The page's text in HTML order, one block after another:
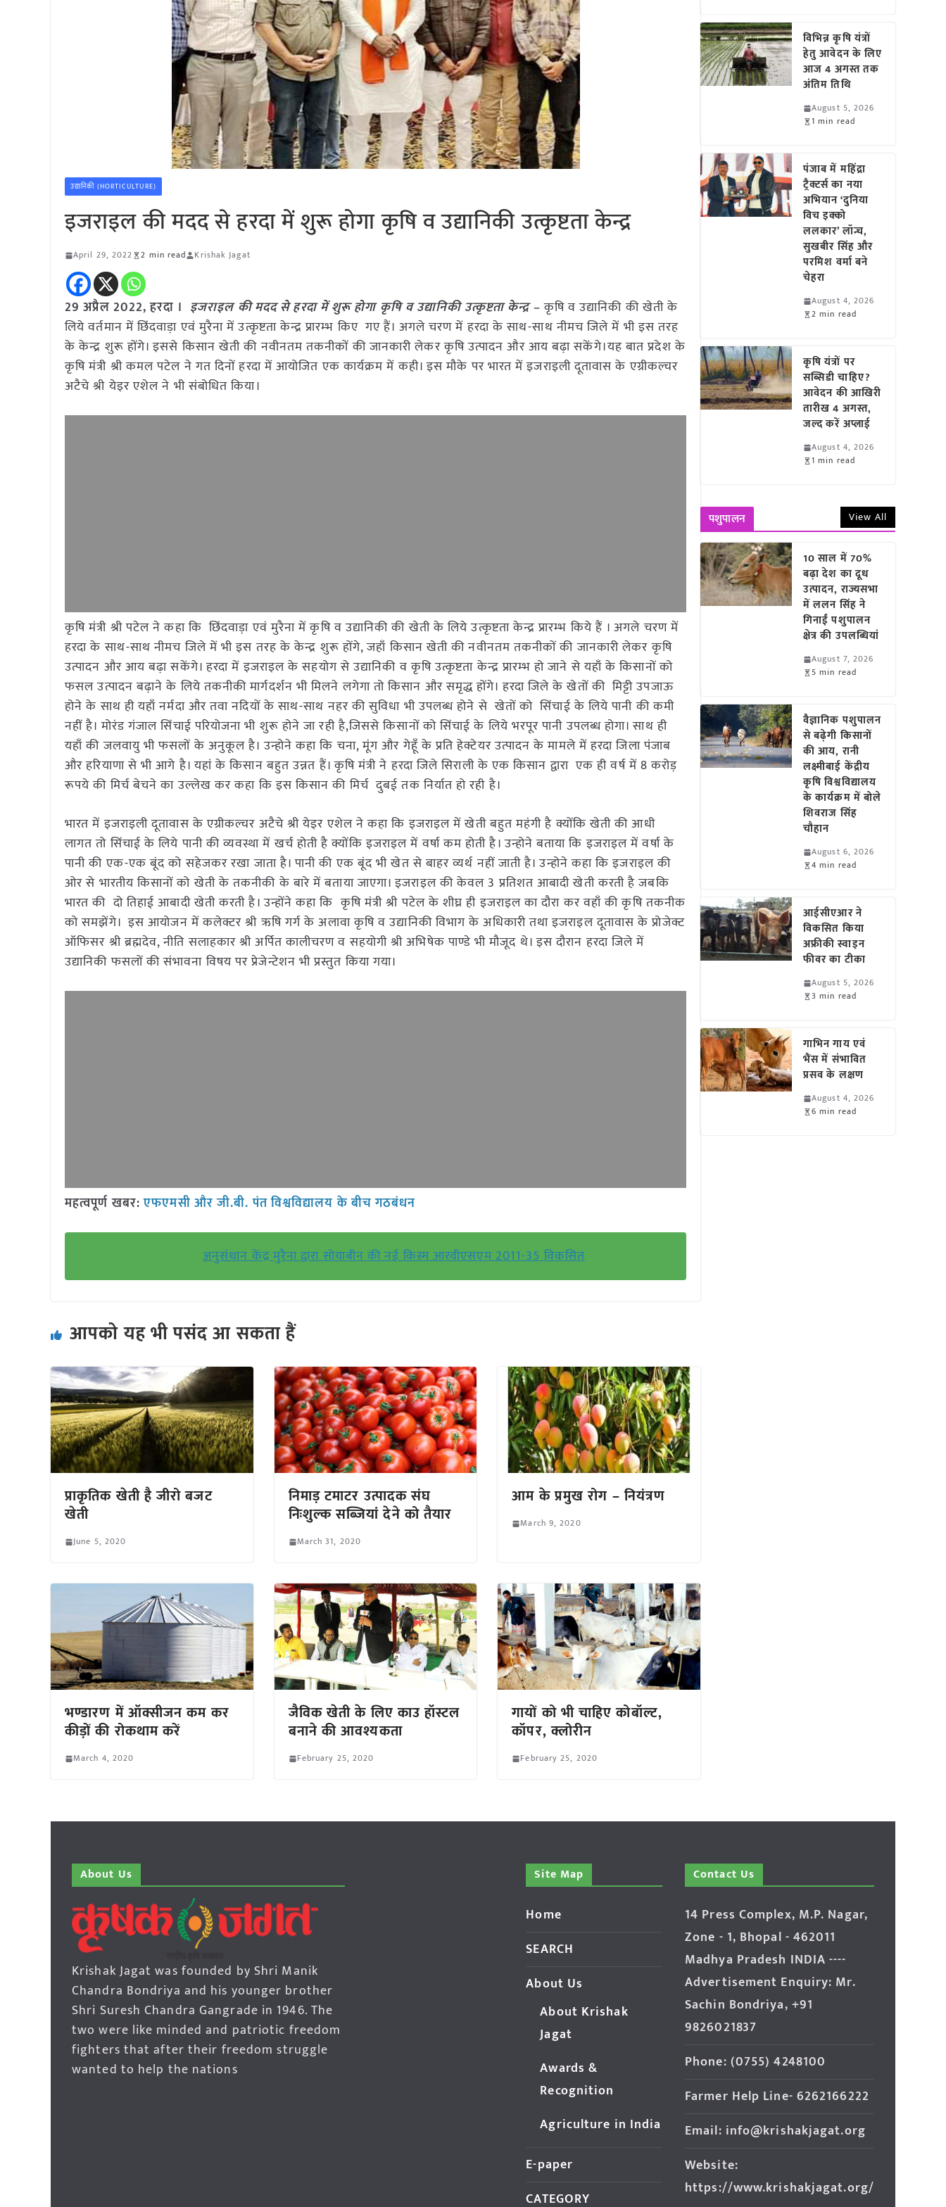
उद्यानिकी (HORTICULTURE)
इजराइल की मदद से हरदा में शुरू होगा कृषि व उद्यानिकी उत्कृष्टता केन्द्र
April 29, 2022 2 min read Krishak Jagat
29 अप्रैल 2022, हरदा । इजराइल की मदद से हरदा में शुरू होगा कृषि व उद्यानिकी उत्कृष्टता केन्द्र –कृषि व उद्यानिकी की खेती के
लिये वर्तमान में छिंदवाड़ा एवं मुरैना में उत्कृष्टता केन्द्र प्रारम्भ किए गए हैं। अगले चरण में हरदा के साथ-साथ नीमच जिले में भी इस तरह
के केन्द्र शुरू होंगे। इससे किसान खेती की नवीनतम तकनीकों की जानकारी लेकर कृषि उत्पादन और आय बढ़ा सकेंगे।यह बात प्रदेश के
कृषि मंत्री श्री कमल पटेल ने गत दिनों हरदा में आयोजित एक कार्यक्रम में कही। इस मौके पर भारत में इजराइली दूतावास के एग्रीकल्चर
अटैचे श्री येइर एशेल ने भी संबोधित किया।
कृषि मंत्री श्री पटेल ने कहा कि छिंदवाड़ा एवं मुरैना में कृषि व उद्यानिकी की खेती के लिये उत्कृष्टता केन्द्र प्रारम्भ किये हैं । अगले चरण में
हरदा के साथ-साथ नीमच जिले में भी इस तरह के केन्द्र शुरू होंगे, जहाँ किसान खेती की नवीनतम तकनीकों की जानकारी लेकर कृषि
उत्पादन और आय बढ़ा सकेंगे। हरदा में इजराइल के सहयोग से उद्यानिकी व कृषि उत्कृष्टता केन्द्र प्रारम्भ हो जाने से यहाँ के किसानों को
फसल उत्पादन बढ़ाने के लिये तकनीकी मार्गदर्शन भी मिलने लगेगा तो किसान और समृद्ध होंगे। हरदा जिले के खेतों की मिट्टी उपजाऊ
होने के साथ ही यहाँ नर्मदा और तवा नदियों के साथ-साथ नहर की सुविधा भी उपलब्ध होने से खेतों को सिंचाई के लिये पानी की कमी
नहीं है। मोरंड गंजाल सिंचाई परियोजना भी शुरू होने जा रही है,जिससे किसानों को सिंचाई के लिये भरपूर पानी उपलब्ध होगा। साथ ही
यहाँ की जलवायु भी फसलों के अनुकूल है। उन्होने कहा कि चना, मूंग और गेहूँ के प्रति हेक्टेयर उत्पादन के मामले में हरदा जिला पंजाब
और हरियाणा से भी आगे है। यहां के किसान बहुत उन्नत हैं। कृषि मंत्री ने हरदा जिले सिराली के एक किसान द्वारा एक ही वर्ष में 8 करोड़
रूपये की मिर्च बेचने का उल्लेख कर कहा कि इस किसान की मिर्च दुबई तक निर्यात हो रही है।
भारत में इजराइली दूतावास के एग्रीकल्चर अटैचे श्री येइर एशेल ने कहा कि इजराइल में खेती बहुत महंगी है क्योंकि खेती की आधी
लागत तो सिंचाई के लिये पानी की व्यवस्था में खर्च होती है क्योंकि इजराइल में वर्षा कम होती है। उन्होने बताया कि इजराइल में वर्षा के
पानी की एक-एक बूंद को सहेजकर रखा जाता है। पानी की एक बूंद भी खेत से बाहर व्यर्थ नहीं जाती है। उन्होने कहा कि इजराइल की
ओर से भारतीय किसानों को खेती के तकनीकी के बारे में बताया जाएगा। इजराइल की केवल 3 प्रतिशत आबादी खेती करती है जबकि
भारत की दो तिहाई आबादी खेती करती है। उन्होंने कहा कि कृषि मंत्री श्री पटेल के शीघ्र ही इजराइल का दौरा कर वहाँ की कृषि तकनीक
को समझेंगे। इस आयोजन में कलेक्टर श्री ऋषि गर्ग के अलावा कृषि व उद्यानिकी विभाग के अधिकारी तथा इजराइल दूतावास के प्रोजेक्ट
ऑफिसर श्री ब्रह्मदेव, नीति सलाहकार श्री अर्पित कालीचरण व सहयोगी श्री अभिषेक पाण्डे भी मौजूद थे। इस दौरान हरदा जिले में
उद्यानिकी फसलों की संभावना विषय पर प्रेजेन्टेशन भी प्रस्तुत किया गया।
महत्वपूर्ण खबर:एफएमसी और जी.बी. पंत विश्वविद्यालय के बीच गठबंधन
अनुसंधान केंद्र मुरैना द्वारा सोयाबीन की नई किस्म आरवीएसएम 2011-35 विकसित
आपको यह भी पसंद आ सकता हैं
प्राकृतिक खेती है जीरो बजट
खेती
June 5, 2020
निमाड़ टमाटर उत्पादक संघ
निःशुल्क सब्जियां देने को तैयार
March 31, 2020
आम के प्रमुख रोग – नियंत्रण
March 9, 2020
भण्डारण में ऑक्सीजन कम कर
कीड़ों की रोकथाम करें
March 4, 2020
जैविक खेती के लिए काउ हॉस्टल
बनाने की आवश्यकता
February 25, 2020
गायों को भी चाहिए कोबॉल्ट,
कॉपर, क्लोरीन
February 25, 2020
विभिन्न कृषि यंत्रों
हेतु आवेदन के लिए
आज 4 अगस्त तक
अंतिम तिथि
August 5, 2026
1 min read
पंजाब में महिंद्रा
ट्रैक्टर्स का नया
अभियान ‘दुनिया
विच इक्को
ललकार’ लॉन्च,
सुखबीर सिंह और
परमिश वर्मा बने
चेहरा
August 4, 2026
2 min read
कृषि यंत्रों पर
सब्सिडी चाहिए?
आवेदन की आखिरी
तारीख 4 अगस्त,
जल्द करें अप्लाई
August 4, 2026
1 min read
पशुपालन View All
10 साल में 70%
बढ़ा देश का दूध
उत्पादन, राज्यसभा
में ललन सिंह ने
गिनाईं पशुपालन
क्षेत्र की उपलब्धियां
August 7, 2026
5 min read
वैज्ञानिक पशुपालन
से बढ़ेगी किसानों
की आय, रानी
लक्ष्मीबाई केंद्रीय
कृषि विश्वविद्यालय
के कार्यक्रम में बोले
शिवराज सिंह
चौहान
August 6, 2026
4 min read
आईसीएआर ने
विकसित किया
अफ्रीकी स्वाइन
फीवर का टीका
August 5, 2026
3 min read
गाभिन गाय एवं
भैंस में संभावित
प्रसव के लक्षण
August 4, 2026
6 min read
About Us
Krishak Jagat was founded by Shri Manik
Chandra Bondriya and his younger brother
Shri Suresh Chandra Gangrade in 1946. The
two were like minded and patriotic freedom
fighters that after their freedom struggle
wanted to help the nations
Site Map
Home
SEARCH
About Us
About Krishak
Jagat
Awards &
Recognition
Agriculture in India
E-paper
CATEGORY
Contact Us
14 Press Complex, M.P. Nagar,
Zone - 1, Bhopal - 462011
Madhya Pradesh INDIA ----
Advertisement Enquiry: Mr.
Sachin Bondriya, +91
9826021837
Phone: (0755) 4248100
Farmer Help Line- 6262166222
Email: info@krishakjagat.org
Website:
https://www.krishakjagat.org/